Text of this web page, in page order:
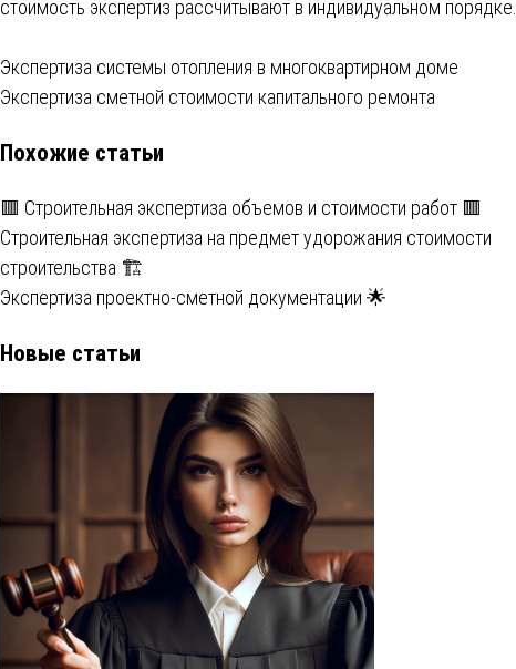
стоимость экспертиз рассчитывают в индивидуальном порядке.
Навигация
записям
Экспертиза системы отопления в многоквартирном доме
Экспертиза сметной стоимости капитального ремонта
Похожие статьи
🟥 Строительная экспертиза объемов и стоимости работ 🟥
Строительная экспертиза на предмет удорожания стоимости
строительства 🏗️
Экспертиза проектно-сметной документации 🌟
Новые статьи